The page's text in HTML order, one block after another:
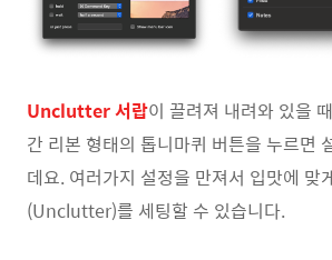
Unclutter 서랍이 끌려져 내려와 있을
간 리본 형태의 톱니마퀴 버튼을 누르면
데요. 여러가지 설정을 만져서 입맛에 맞
(Unclutter)를 세팅할 수 있습니다.